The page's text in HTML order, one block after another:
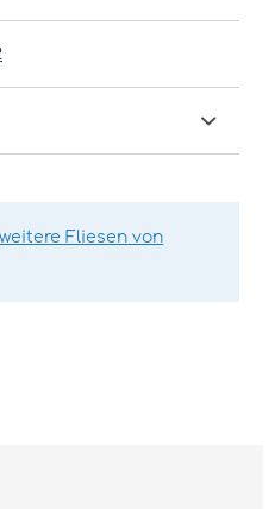
weitere Fliesen von